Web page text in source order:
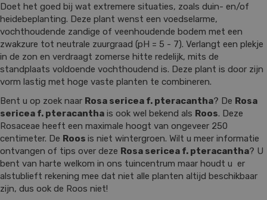
Doet het goed bij wat extremere situaties, zoals duin- en/of
heidebeplanting. Deze plant wenst een voedselarme,
vochthoudende zandige of veenhoudende bodem met een
zwakzure tot neutrale zuurgraad (pH = 5 - 7). Verlangt een plekje
in de zon en verdraagt zomerse hitte redelijk, mits de
standplaats voldoende vochthoudend is. Deze plant is door zijn
vorm lastig met hoge vaste planten te combineren.
Bent u op zoek naar Rosa sericea f. pteracantha? De Rosa
sericea f. pteracantha is ook wel bekend als Roos. Deze
Rosaceae heeft een maximale hoogt van ongeveer 250
centimeter. De Roos is niet wintergroen. Wilt u meer informatie
ontvangen of tips over deze Rosa sericea f. pteracantha? U
bent van harte welkom in ons tuincentrum maar houdt u er
alstublieft rekening mee dat niet alle planten altijd beschikbaar
zijn, dus ook de Roos niet!